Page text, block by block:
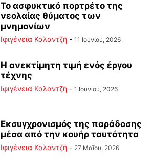
Το ασφυκτικό πορτρέτο της
νεολαίας θύματος των
μνημονίων
Ιφιγένεια Καλαντζή - 11 Ιουνίου, 2026
Η ανεκτίμητη τιμή ενός έργου
τέχνης
Ιφιγένεια Καλαντζή - 1 Ιουνίου, 2026
Εκσυγχρονισμός της παράδοσης
μέσα από την κουήρ ταυτότητα
Ιφιγένεια Καλαντζή - 27 Μαΐου, 2026